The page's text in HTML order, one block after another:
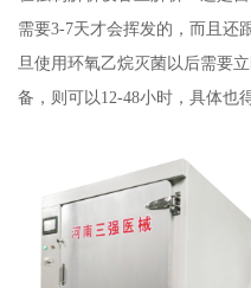
需要3-7天才会挥发的，而且还
旦使用环氧乙烷灭菌以后需要
备，则可以12-48小时，具体也